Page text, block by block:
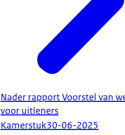
Nader rapport Voorstel van
voor uitleners
Kamerstuk30-06-2025